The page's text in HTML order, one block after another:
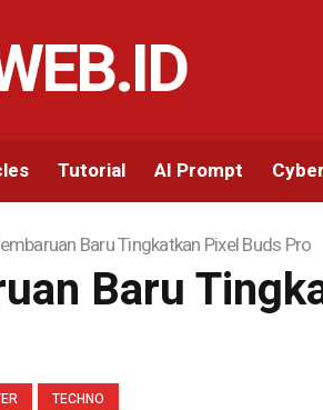
Tutorial AI Prompt
Baru Tingkatkan Pixel Buds Pro
Baru
TECHNO